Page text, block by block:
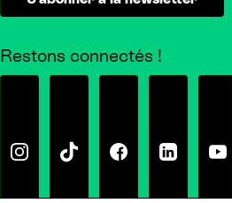
Restons connectés !
InstagramTiktok FacebookLinkedin